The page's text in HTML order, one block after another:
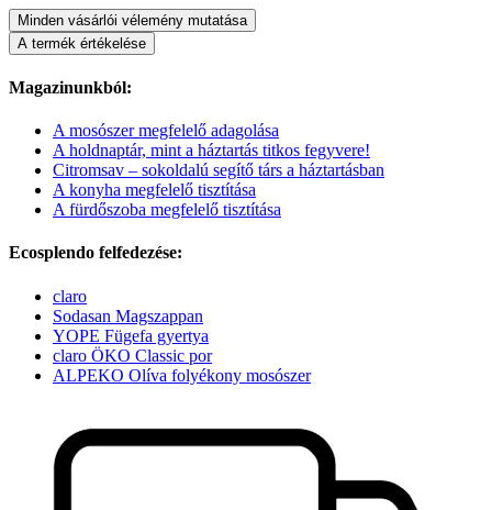
Minden vásárlói vélemény mutatása
A termék értékelése
Magazinunkból:
A mosószer megfelelő adagolása
A holdnaptár, mint a háztartás titkos fegyvere!
Citromsav – sokoldalú segítő társ a háztartásban
A konyha megfelelő tisztítása
A fürdőszoba megfelelő tisztítása
Ecosplendo felfedezése:
claro
Sodasan Magszappan
YOPE Fügefa gyertya
claro ÖKO Classic por
ALPEKO Olíva folyékony mosószer